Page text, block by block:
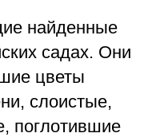
найденные
садах. Они
цветы
слоистые,
поглотившие